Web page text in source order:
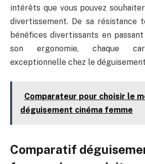
intérêts que vous pouvez
divertissement. De sa résistance
bénéfices divertissants en
son ergonomie, chaque
exceptionnelle chez le
Comparateur pour choisir le
déguisement cinéma femme
Comparatif